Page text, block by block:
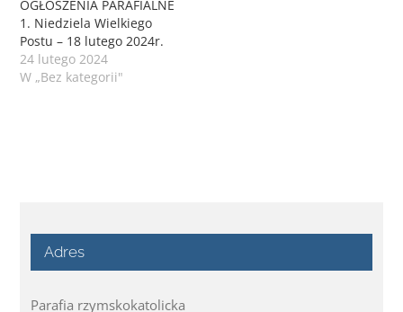
OGŁOSZENIA PARAFIALNE
1. Niedziela Wielkiego
Postu – 18 lutego 2024r.
24 lutego 2024
W „Bez kategorii"
Adres
Parafia rzymskokatolicka